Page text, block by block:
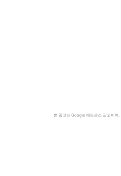
본 광고는 Google 애드센스 광고이며,